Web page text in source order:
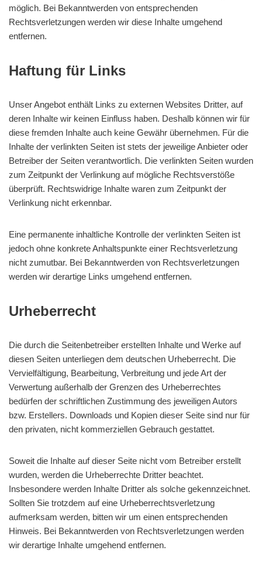
möglich. Bei Bekanntwerden von entsprechenden
Rechtsverletzungen werden wir diese Inhalte umgehend
entfernen.
Haftung für Links
Unser Angebot enthält Links zu externen Websites Dritter, auf
deren Inhalte wir keinen Einfluss haben. Deshalb können wir für
diese fremden Inhalte auch keine Gewähr übernehmen. Für die
Inhalte der verlinkten Seiten ist stets der jeweilige Anbieter oder
Betreiber der Seiten verantwortlich. Die verlinkten Seiten wurden
zum Zeitpunkt der Verlinkung auf mögliche Rechtsverstöße
überprüft. Rechtswidrige Inhalte waren zum Zeitpunkt der
Verlinkung nicht erkennbar.
Eine permanente inhaltliche Kontrolle der verlinkten Seiten ist
jedoch ohne konkrete Anhaltspunkte einer Rechtsverletzung
nicht zumutbar. Bei Bekanntwerden von Rechtsverletzungen
werden wir derartige Links umgehend entfernen.
Urheberrecht
Die durch die Seitenbetreiber erstellten Inhalte und Werke auf
diesen Seiten unterliegen dem deutschen Urheberrecht. Die
Vervielfältigung, Bearbeitung, Verbreitung und jede Art der
Verwertung außerhalb der Grenzen des Urheberrechtes
bedürfen der schriftlichen Zustimmung des jeweiligen Autors
bzw. Erstellers. Downloads und Kopien dieser Seite sind nur für
den privaten, nicht kommerziellen Gebrauch gestattet.
Soweit die Inhalte auf dieser Seite nicht vom Betreiber erstellt
wurden, werden die Urheberrechte Dritter beachtet.
Insbesondere werden Inhalte Dritter als solche gekennzeichnet.
Sollten Sie trotzdem auf eine Urheberrechtsverletzung
aufmerksam werden, bitten wir um einen entsprechenden
Hinweis. Bei Bekanntwerden von Rechtsverletzungen werden
wir derartige Inhalte umgehend entfernen.